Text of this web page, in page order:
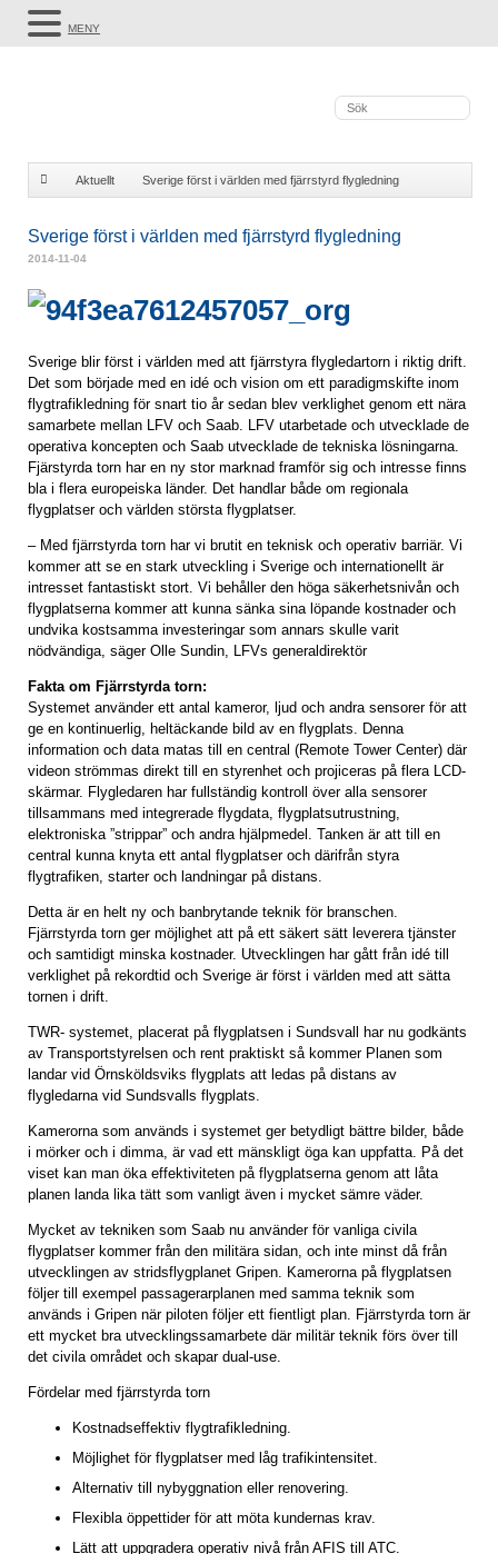
Aktuellt Sverige först i världen med fjärrstyrd flygledning
Sverige först i världen med fjärrstyrd flygledning
2014-11-04
Sverige blir först i världen med att fjärrstyra flygledartorn i riktig drift.
Det som började med en idé och vision om ett paradigmskifte inom
flygtrafikledning för snart tio år sedan blev verklighet genom ett nära
samarbete mellan LFV och Saab. LFV utarbetade och utvecklade de
operativa koncepten och Saab utvecklade de tekniska lösningarna.
Fjärstyrda torn har en ny stor marknad framför sig och intresse finns
bla i flera europeiska länder. Det handlar både om regionala
flygplatser och världen största flygplatser.
– Med fjärrstyrda torn har vi brutit en teknisk och operativ barriär. Vi
kommer att se en stark utveckling i Sverige och internationellt är
intresset fantastiskt stort. Vi behåller den höga säkerhetsnivån och
flygplatserna kommer att kunna sänka sina löpande kostnader och
undvika kostsamma investeringar som annars skulle varit
nödvändiga, säger Olle Sundin, LFVs generaldirektör
Fakta om Fjärrstyrda torn:
Systemet använder ett antal kameror, ljud och andra sensorer för att
ge en kontinuerlig, heltäckande bild av en flygplats. Denna
information och data matas till en central (Remote Tower Center) där
videon strömmas direkt till en styrenhet och projiceras på flera LCD-
skärmar. Flygledaren har fullständig kontroll över alla sensorer
tillsammans med integrerade flygdata, flygplatsutrustning,
elektroniska ”strippar” och andra hjälpmedel. Tanken är att till en
central kunna knyta ett antal flygplatser och därifrån styra
flygtrafiken, starter och landningar på distans.
Detta är en helt ny och banbrytande teknik för branschen.
Fjärrstyrda torn ger möjlighet att på ett säkert sätt leverera tjänster
och samtidigt minska kostnader. Utvecklingen har gått från idé till
verklighet på rekordtid och Sverige är först i världen med att sätta
tornen i drift.
TWR- systemet, placerat på flygplatsen i Sundsvall har nu godkänts
av Transportstyrelsen och rent praktiskt så kommer Planen som
landar vid Örnsköldsviks flygplats att ledas på distans av
flygledarna vid Sundsvalls flygplats.
Kamerorna som används i systemet ger betydligt bättre bilder, både
i mörker och i dimma, är vad ett mänskligt öga kan uppfatta. På det
viset kan man öka effektiviteten på flygplatserna genom att låta
planen landa lika tätt som vanligt även i mycket sämre väder.
Mycket av tekniken som Saab nu använder för vanliga civila
flygplatser kommer från den militära sidan, och inte minst då från
utvecklingen av stridsflygplanet Gripen. Kamerorna på flygplatsen
följer till exempel passagerarplanen med samma teknik som
används i Gripen när piloten följer ett fientligt plan. Fjärrstyrda torn är
ett mycket bra utvecklingssamarbete där militär teknik förs över till
det civila området och skapar dual-use.
Fördelar med fjärrstyrda torn
Kostnadseffektiv flygtrafikledning.
Möjlighet för flygplatser med låg trafikintensitet.
Alternativ till nybyggnation eller renovering.
Flexibla öppettider för att möta kundernas krav.
Lätt att uppgradera operativ nivå från AFIS till ATC.
MENY